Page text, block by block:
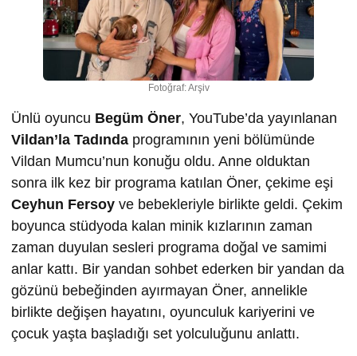
Fotoğraf: Arşiv
Ünlü oyuncu Begüm Öner, YouTube’da yayınlanan
Vildan’la Tadında programının yeni bölümünde
Vildan Mumcu’nun konuğu oldu. Anne olduktan
sonra ilk kez bir programa katılan Öner, çekime eşi
Ceyhun Fersoy ve bebekleriyle birlikte geldi. Çekim
boyunca stüdyoda kalan minik kızlarının zaman
zaman duyulan sesleri programa doğal ve samimi
anlar kattı. Bir yandan sohbet ederken bir yandan da
gözünü bebeğinden ayırmayan Öner, annelikle
birlikte değişen hayatını, oyunculuk kariyerini ve
çocuk yaşta başladığı set yolculuğunu anlattı.